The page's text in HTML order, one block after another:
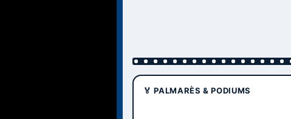
🏅 PALMARÈS & PODIUMS